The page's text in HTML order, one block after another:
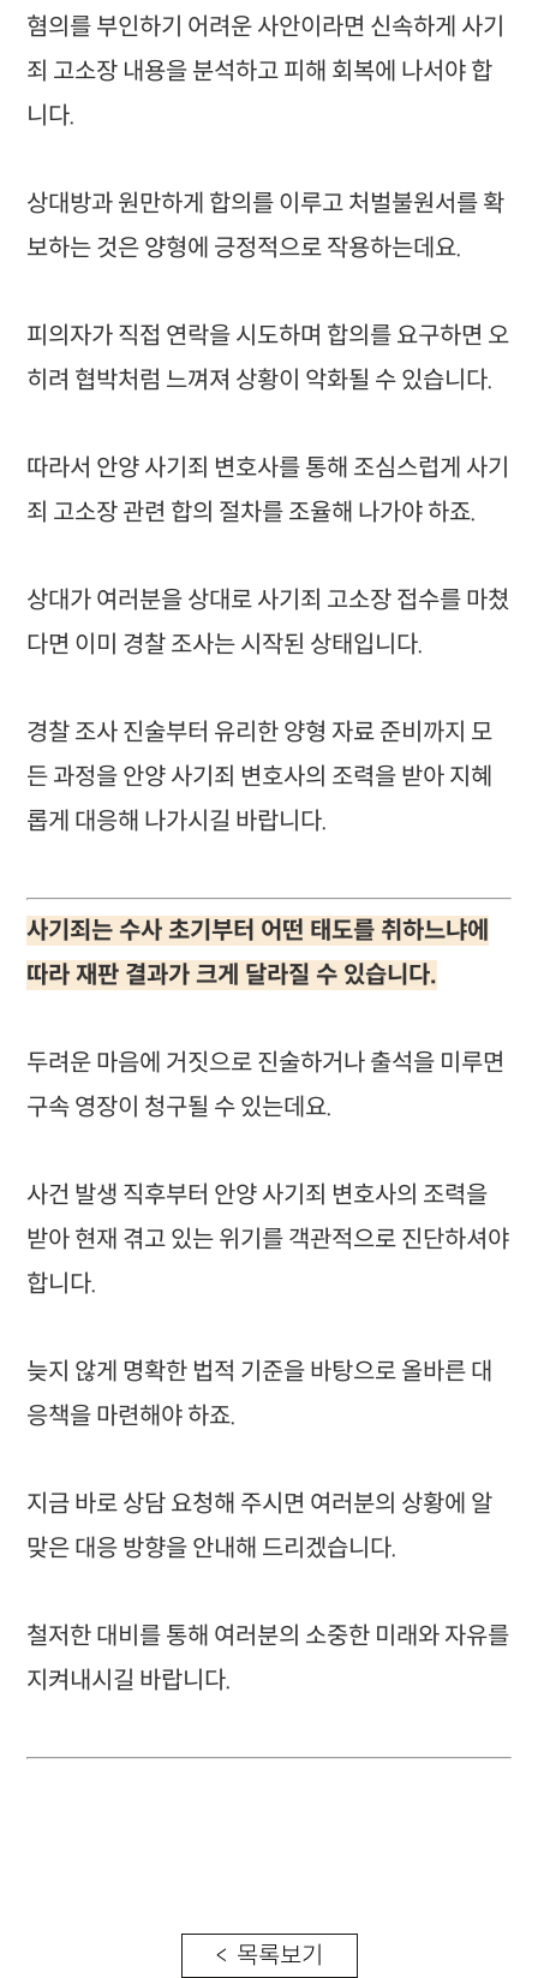
혐의를 부인하기 어려운 사안이라면 신속하게 사기
죄 고소장 내용을 분석하고 피해 회복에 나서야 합
니다.
상대방과 원만하게 합의를 이루고 처벌불원서를 확
보하는 것은 양형에 긍정적으로 작용하는데요.
피의자가 직접 연락을 시도하며 합의를 요구하면 오
히려 협박처럼 느껴져 상황이 악화될 수 있습니다.
따라서 안양 사기죄 변호사를 통해 조심스럽게 사기
죄 고소장 관련 합의 절차를 조율해 나가야 하죠.
상대가 여러분을 상대로 사기죄 고소장 접수를 마쳤
다면 이미 경찰 조사는 시작된 상태입니다.
경찰 조사 진술부터 유리한 양형 자료 준비까지 모
든 과정을 안양 사기죄 변호사의 조력을 받아 지혜
롭게 대응해 나가시길 바랍니다.
사기죄는 수사 초기부터 어떤 태도를 취하느냐에
따라 재판 결과가 크게 달라질 수 있습니다.
두려운 마음에 거짓으로 진술하거나 출석을 미루면
구속 영장이 청구될 수 있는데요.
사건 발생 직후부터 안양 사기죄 변호사의 조력을
받아 현재 겪고 있는 위기를 객관적으로 진단하셔야
합니다.
늦지 않게 명확한 법적 기준을 바탕으로 올바른 대
응책을 마련해야 하죠.
지금 바로 상담 요청해 주시면 여러분의 상황에 알
맞은 대응 방향을 안내해 드리겠습니다.
철저한 대비를 통해 여러분의 소중한 미래와 자유를
지켜내시길 바랍니다.
< 목록보기